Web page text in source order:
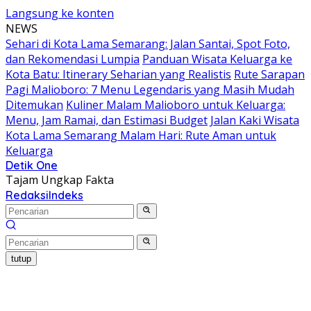
Langsung ke konten
NEWS
Sehari di Kota Lama Semarang: Jalan Santai, Spot Foto,
dan Rekomendasi Lumpia Panduan Wisata Keluarga ke
Kota Batu: Itinerary Seharian yang Realistis Rute Sarapan
Pagi Malioboro: 7 Menu Legendaris yang Masih Mudah
Ditemukan Kuliner Malam Malioboro untuk Keluarga:
Menu, Jam Ramai, dan Estimasi Budget Jalan Kaki Wisata
Kota Lama Semarang Malam Hari: Rute Aman untuk
Keluarga
Detik One
Tajam Ungkap Fakta
RedaksiIndeks
tutup